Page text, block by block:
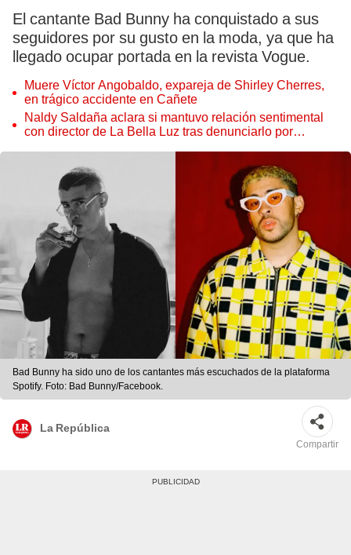
El cantante Bad Bunny ha conquistado a sus
seguidores por su gusto en la moda, ya que ha
llegado ocupar portada en la revista Vogue.
Muere Víctor Angobaldo, expareja de Shirley Cherres,
en trágico accidente en Cañete
Naldy Saldaña aclara si mantuvo relación sentimental
con director de La Bella Luz tras denunciarlo por
Bad Bunny ha sido uno de los cantantes más escuchados de la plataforma
Spotify. Foto: Bad Bunny/Facebook.
La República
Compartir